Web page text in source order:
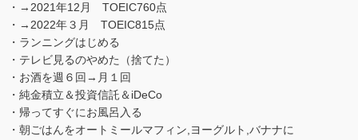
・→2021年12月 TOEIC760点
・→2022年３月 TOEIC815点
・ランニングはじめる
・テレビ見るのやめた（捨てた）
・お酒を週６回→月１回
・純金積立＆投資信託＆iDeCo
・帰ってすぐにお風呂入る
・朝ごはんをオートミールマフィン,ヨーグルト,バナナに